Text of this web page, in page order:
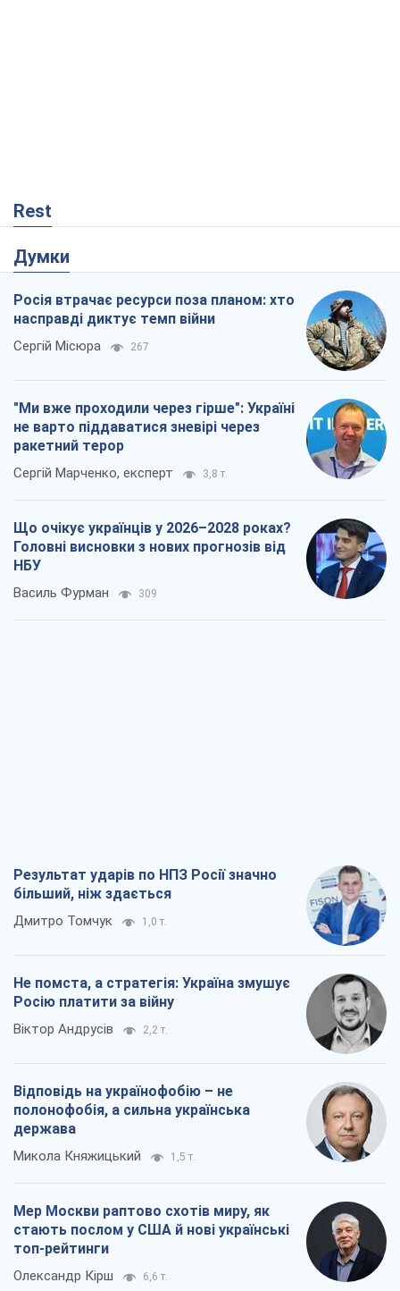
Rest
Думки
Росія втрачає ресурси поза планом: хто
насправді диктує темп війни
Сергій Місюра 267
"Ми вже проходили через гірше": Україні
не варто піддаватися зневірі через
ракетний терор
Сергій Марченко, експерт 3,8 т.
Що очікує українців у 2026–2028 роках?
Головні висновки з нових прогнозів від
НБУ
Василь Фурман 309
Результат ударів по НПЗ Росії значно
більший, ніж здається
Дмитро Томчук 1,0 т.
Не помста, а стратегія: Україна змушує
Росію платити за війну
Віктор Андрусів 2,2 т.
Відповідь на українофобію – не
полонофобія, а сильна українська
держава
Микола Княжицький 1,5 т.
Мер Москви раптово схотів миру, як
стають послом у США й нові українські
топ-рейтинги
Олександр Кірш 6,6 т.